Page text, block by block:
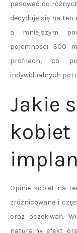
pasować do
decyduje się na
a mniejszym
pojemności 300
profilach, co
indywidualnych
Jakie
kobiet
Opinie kobiet na
zróżnicowane i
oraz oczekiwań.
naturalny efekt